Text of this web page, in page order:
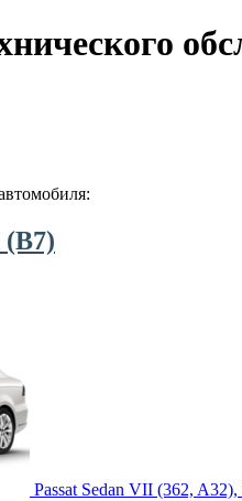
(B7)
Passat Sedan VII (362,